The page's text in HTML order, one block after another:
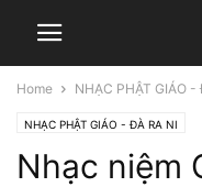
Home NHẠC PHẬT GIÁO -
NHẠC PHẬT GIÁO - ĐÀ RA NI
Nhạc niệm